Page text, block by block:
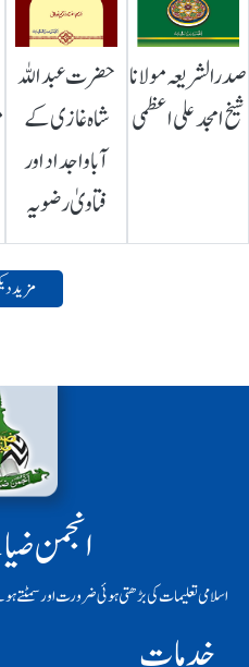
صدرالشریعہ مولانا
شیخ امجد علی اعظمی
حضرت عبداللہ
شاہ غازی کے
آباواجداد اور
فتاویٰ رضویہ
مزید
انجمن
اسلامی تعلیمات کی بڑھتی ہوئی ضرورت اور سمٹتے